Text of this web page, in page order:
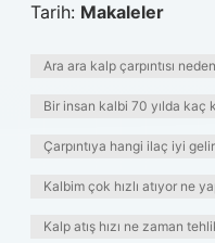
Tarih: Makaleler
Ara ara kalp çarpıntısı
Bir insan kalbi 70 yılda kaç
Çarpıntıya hangi ilaç iyi gelir
Kalbim çok hızlı atıyor ne
Kalp atış hızı ne zaman